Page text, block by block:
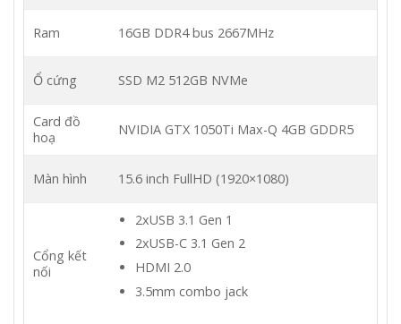
Ram 16GB DDR4 bus 2667MHz
Ổ cứng SSD M2 512GB NVMe
Card đồ
hoạ
NVIDIA GTX 1050Ti Max-Q 4GB GDDR5
Màn hình 15.6 inch FullHD (1920×1080)
Cổng kết
nối
2xUSB 3.1 Gen 1
2xUSB-C 3.1 Gen 2
HDMI 2.0
3.5mm combo jack